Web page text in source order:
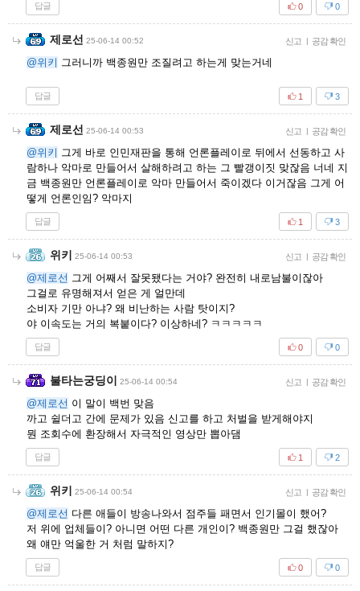
답글 0
0
제로선 25-06-14 00:52 신고 | 공감 확인
@위키 그러니까 백종원만 조질려고 하는게 맞는거네
답글 3
1
제로선 25-06-14 00:53 신고 | 공감 확인
@위키 그게 바로 인민재판을 통해 언론플레이로 뒤에서 선동하고 사
람하나 악마로 만들어서 살해하려고 하는 그 빨갱이짓 맞잖음 너네 지
금 백종원만 언론플레이로 악마 만들어서 죽이겠다 이거잖음 그게 어
떻게 언론인임? 악마지
답글 3
1
위키 25-06-14 00:53 신고 | 공감 확인
@제로선 그게 어째서 잘못됐다는 거야? 완전히 내로남불이잖아
그걸로 유명해져서 얻은 게 얼만데
소비자 기만 아냐? 왜 비난하는 사람 탓이지?
야 이속도는 거의 복붙이다? 이상하네? ㅋㅋㅋㅋㅋ
답글 0
0
불타는궁딩이 25-06-14 00:54 신고 | 공감 확인
@제로선 이 말이 백번 맞음
까고 쉴더고 간에 문제가 있음 신고를 하고 처벌을 받게해야지
뭔 조회수에 환장해서 자극적인 영상만 뽑아댐
답글 2
1
위키 25-06-14 00:54 신고 | 공감 확인
@제로선 다른 애들이 방송나와서 점주들 패면서 인기몰이 했어?
저 위에 업체들이? 아니면 어떤 다른 개인이? 백종원만 그걸 했잖아
왜 얘만 억울한 거 처럼 말하지?
답글 0
0